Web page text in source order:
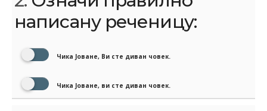
написану реченицу:
Чика Јоване, Ви сте диван човек.
Чика Јоване, ви сте диван човек.